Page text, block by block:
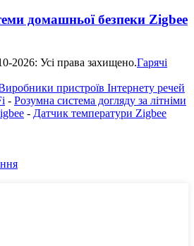
домашньої безпеки Zigbee
2026: Усі права захищено.Гарячі
пристроїв Інтернету речей
- Розумна система догляду за літніми
- Датчик температури Zigbee